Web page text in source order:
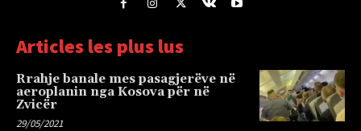
Articles les plus lus
Rrahje banale mes pasagjerëve në
aeroplanin nga Kosova për në
Zvicër
29/05/2021